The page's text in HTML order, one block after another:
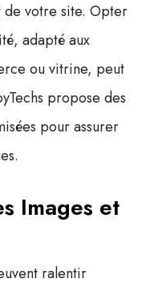
de votre site. Opter
adapté aux
ouvitrine, peut
propose des
pour assurer
Images et
ralentir